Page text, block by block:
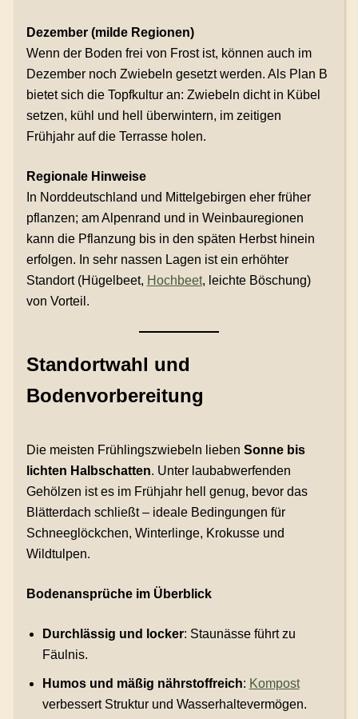
Dezember (milde Regionen)
Wenn der Boden frei von Frost ist, können auch im
Dezember noch Zwiebeln gesetzt werden. Als Plan B
bietet sich die Topfkultur an: Zwiebeln dicht in Kübel
setzen, kühl und hell überwintern, im zeitigen
Frühjahr auf die Terrasse holen.
Regionale Hinweise
In Norddeutschland und Mittelgebirgen eher früher
pflanzen; am Alpenrand und in Weinbauregionen
kann die Pflanzung bis in den späten Herbst hinein
erfolgen. In sehr nassen Lagen ist ein erhöhter
Standort (Hügelbeet, Hochbeet, leichte Böschung)
von Vorteil.
Standortwahl und
Bodenvorbereitung
Die meisten Frühlingszwiebeln lieben Sonne bis
lichten Halbschatten. Unter laubabwerfenden
Gehölzen ist es im Frühjahr hell genug, bevor das
Blätterdach schließt – ideale Bedingungen für
Schneeglöckchen, Winterlinge, Krokusse und
Wildtulpen.
Bodenansprüche im Überblick
Durchlässig und locker: Staunässe führt zu
Fäulnis.
Humos und mäßig nährstoffreich: Kompost
verbessert Struktur und Wasserhaltevermögen.